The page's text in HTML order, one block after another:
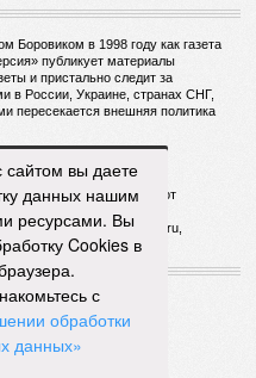
Боровиком в 1998 году как газета
публикует материалы
и пристально следит за
в России, Украине, странах СНГ,
пересекается внешняя политика
редактор:Горевой Р. Г.
ЭЛ № ФС 77 - 72681 от
редакции:versia@versia.ru,
вы даете
данных нашим
ресурсами. Вы
Cookies в
с
обработки
данных»